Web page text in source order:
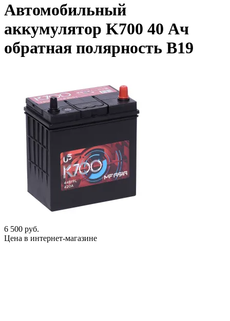
Автомобильный
аккумулятор K700 40 Ач
обратная полярность B19
6 500 руб.
Цена в интернет-магазине